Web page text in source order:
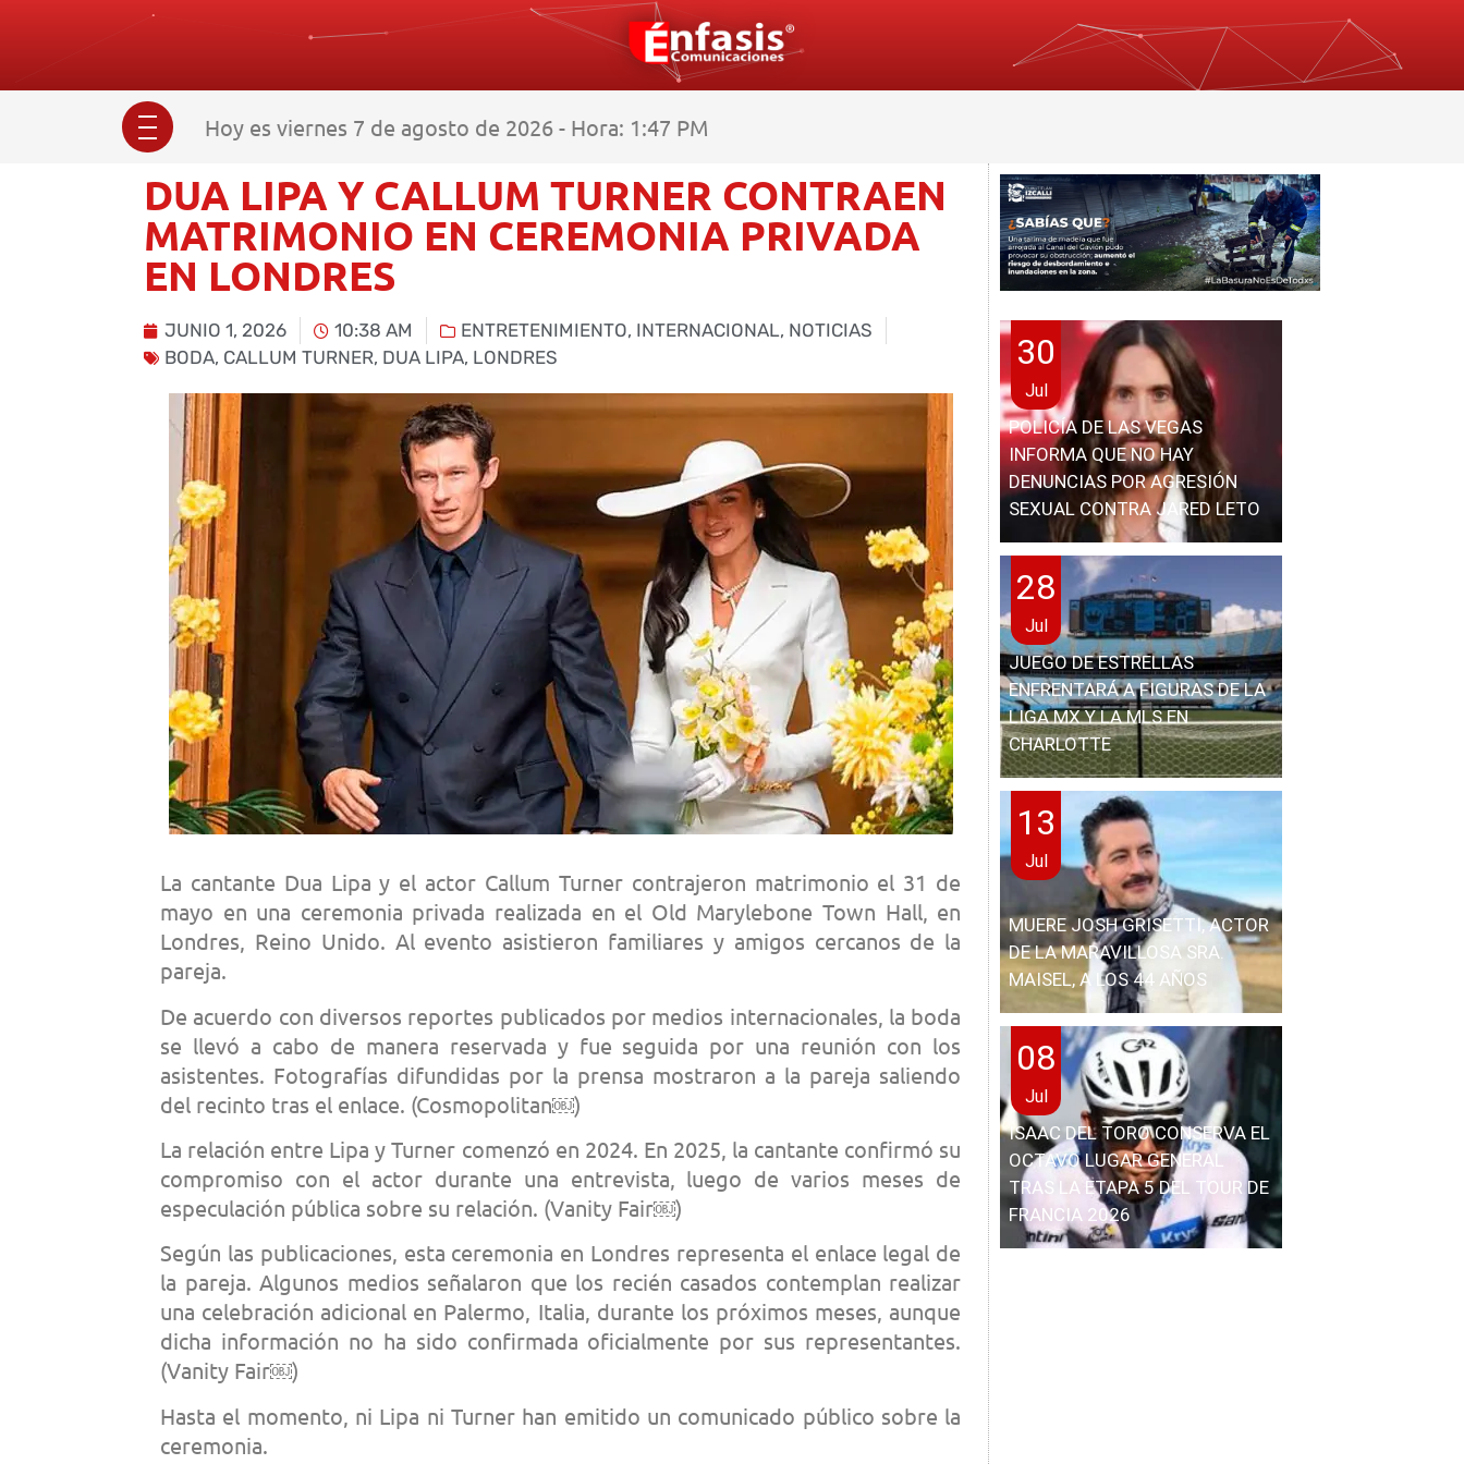
Hoy es viernes 7 de agosto de 2026 - Hora: 1:47 PM
DUA LIPA Y CALLUM TURNER CONTRAEN
MATRIMONIO EN CEREMONIA PRIVADA
EN LONDRES
JUNIO 1, 2026 10:38 AM ENTRETENIMIENTO, INTERNACIONAL, NOTICIAS
BODA, CALLUM TURNER, DUA LIPA, LONDRES
La cantante Dua Lipa y el actor Callum Turner contrajeron matrimonio el 31 de
mayo en una ceremonia privada realizada en el Old Marylebone Town Hall, en
Londres, Reino Unido. Al evento asistieron familiares y amigos cercanos de la
pareja.
De acuerdo con diversos reportes publicados por medios internacionales, la boda
se llevó a cabo de manera reservada y fue seguida por una reunión con los
asistentes. Fotografías difundidas por la prensa mostraron a la pareja saliendo
del recinto tras el enlace. (Cosmopolitan￼)
La relación entre Lipa y Turner comenzó en 2024. En 2025, la cantante confirmó su
compromiso con el actor durante una entrevista, luego de varios meses de
especulación pública sobre su relación. (Vanity Fair￼)
Según las publicaciones, esta ceremonia en Londres representa el enlace legal de
la pareja. Algunos medios señalaron que los recién casados contemplan realizar
una celebración adicional en Palermo, Italia, durante los próximos meses, aunque
dicha información no ha sido confirmada oficialmente por sus representantes.
(Vanity Fair￼)
Hasta el momento, ni Lipa ni Turner han emitido un comunicado público sobre la
ceremonia.
30
Jul
POLICÍA DE LAS VEGAS
INFORMA QUE NO HAY
DENUNCIAS POR AGRESIÓN
SEXUAL CONTRA JARED LETO
28
Jul
JUEGO DE ESTRELLAS
ENFRENTARÁ A FIGURAS DE LA
LIGA MX Y LA MLS EN
CHARLOTTE
13
Jul
MUERE JOSH GRISETTI, ACTOR
DE LA MARAVILLOSA SRA.
MAISEL, A LOS 44 AÑOS
08
Jul
ISAAC DEL TORO CONSERVA EL
OCTAVO LUGAR GENERAL
TRAS LA ETAPA 5 DEL TOUR DE
FRANCIA 2026